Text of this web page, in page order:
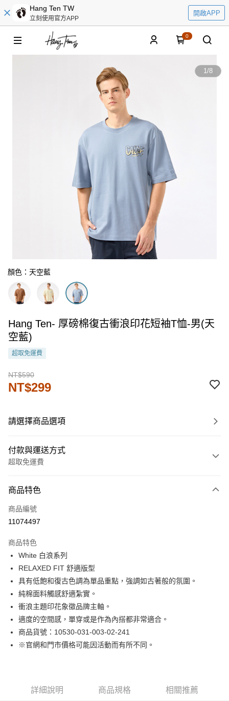
Hang Ten TW
立刻使用官方APP
開啟APP
0
1/8
顏色：天空藍
Hang Ten- 厚磅棉復古衝浪印花短袖T恤-男(天
空藍)
超取免運費
NT$590
NT$299
請選擇商品選項
付款與運送方式
超取免運費
信用卡一次付款
LINE Pay
街口支付
悠遊付
Google Pay
貨到付款
運送方式
付款後7-11取貨
商品特色
商品編號
11074497
商品特色
White 白浪系列
RELAXED FIT 舒適版型
具有低飽和復古色調為單品重點，強調如古著般的氛圍。
純棉面料觸感舒適紮實。
衝浪主題印花象徵品牌主軸。
適度的空間感，單穿或是作為內搭都非常適合。
商品貨號：10530-031-003-02-241
※官網和門市價格可能因活動而有所不同。
詳細說明 商品規格 相關推薦